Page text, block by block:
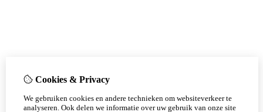
Cookies & Privacy
We gebruiken cookies en andere technieken om websiteverkeer te
analyseren. Ook delen we informatie over uw gebruik van onze site